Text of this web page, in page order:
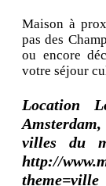
Maison à
pas des
ou encore
votre séjour
Location
villes du
http://
theme=ville